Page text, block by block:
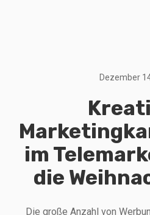
Dezember
im
die
Die große Anzahl von